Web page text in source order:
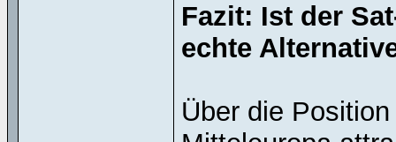
Fazit: Ist der
echte
Über die